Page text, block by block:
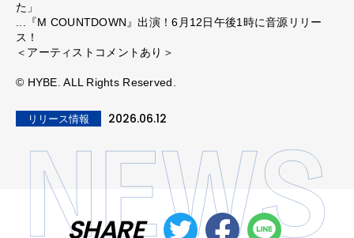
た」
...『M COUNTDOWN』出演！6月12日午後1時に音源リリー
ス！
＜アーティストコメントあり＞
©︎ HYBE. ALL Rights Reserved.
リリース情報 2026.06.12
SHARE